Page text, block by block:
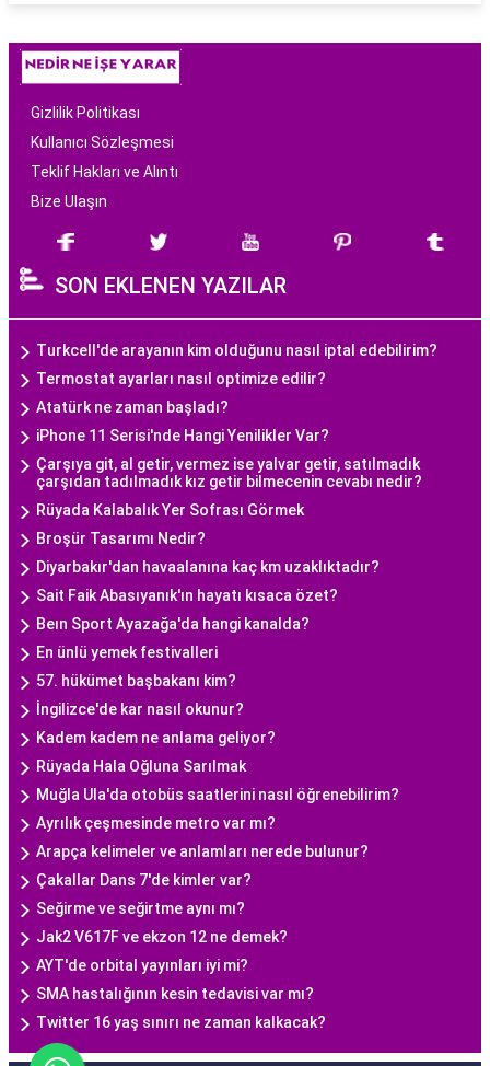
Gizlilik Politikası
Kullanıcı Sözleşmesi
Teklif Hakları ve Alıntı
Bize Ulaşın
SON EKLENEN YAZILAR
Turkcell'de arayanın kim olduğunu nasıl iptal edebilirim?
Termostat ayarları nasıl optimize edilir?
Atatürk ne zaman başladı?
iPhone 11 Serisi'nde Hangi Yenilikler Var?
Çarşıya git, al getir, vermez ise yalvar getir, satılmadık
çarşıdan tadılmadık kız getir bilmecenin cevabı nedir?
Rüyada Kalabalık Yer Sofrası Görmek
Broşür Tasarımı Nedir?
Diyarbakır'dan havaalanına kaç km uzaklıktadır?
Sait Faik Abasıyanık'ın hayatı kısaca özet?
Beın Sport Ayazağa'da hangi kanalda?
En ünlü yemek festivalleri
57. hükümet başbakanı kim?
İngilizce'de kar nasıl okunur?
Kadem kadem ne anlama geliyor?
Rüyada Hala Oğluna Sarılmak
Muğla Ula'da otobüs saatlerini nasıl öğrenebilirim?
Ayrılık çeşmesinde metro var mı?
Arapça kelimeler ve anlamları nerede bulunur?
Çakallar Dans 7'de kimler var?
Seğirme ve seğirtme aynı mı?
Jak2 V617F ve ekzon 12 ne demek?
AYT'de orbital yayınları iyi mi?
SMA hastalığının kesin tedavisi var mı?
Twitter 16 yaş sınırı ne zaman kalkacak?